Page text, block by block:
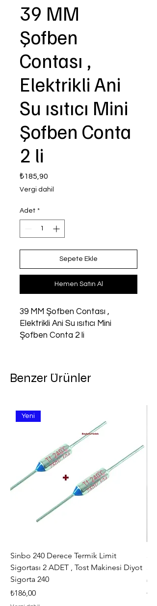
39 MM
Şofben
Contası ,
Elektrikli Ani
Su ısıtıcı Mini
Şofben Conta
2 li
₺185,90
Vergi dahil
Adet *
Sepete Ekle
Hemen Satın Al
39 MM Şofben Contası ,
Elektrikli Ani Su ısıtıcı Mini
Şofben Conta 2 li
Benzer Ürünler
Yeni
Sinbo 240 Derece Termik Limit
Sigortası 2 ADET , Tost Makinesi Diyot
Sigorta 240
Fiyat
₺186,00